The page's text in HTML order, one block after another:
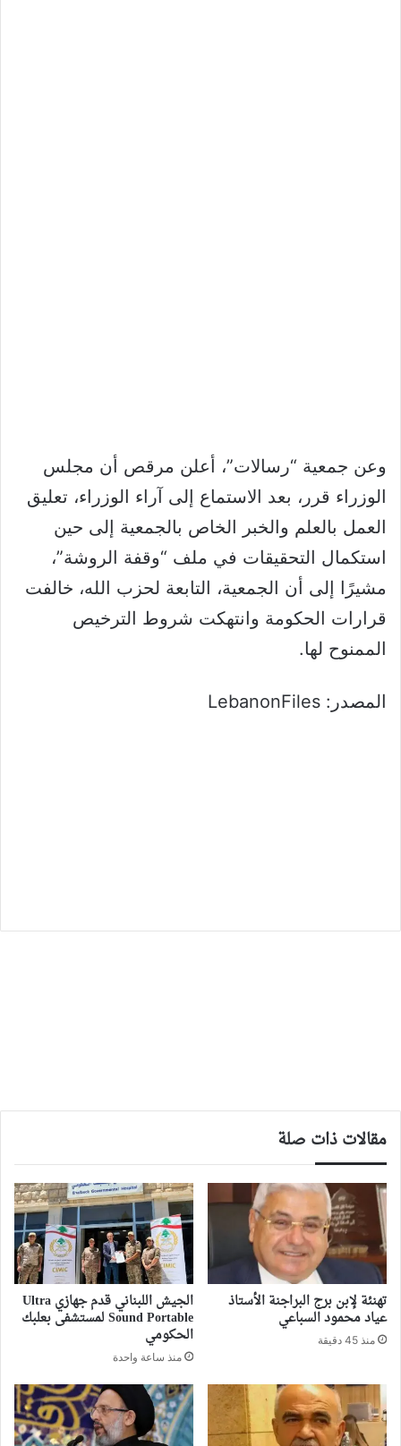
وعن جمعية “رسالات”، أعلن مرقص أن مجلس
الوزراء قرر، بعد الاستماع إلى آراء الوزراء، تعليق
العمل بالعلم والخبر الخاص بالجمعية إلى حين
استكمال التحقيقات في ملف “وقفة الروشة”،
مشيرًا إلى أن الجمعية، التابعة لحزب الله، خالفت
قرارات الحكومة وانتهكت شروط الترخيص
الممنوح لها.
المصدر: LebanonFiles
مقالات ذات صلة
تهنئة لإبن برج البراجنة الأستاذ
عياد محمود السباعي
منذ 45 دقيقة
الجيش اللبناني قدم جهازي Ultra
Sound Portable لمستشفى بعلبك
الحكومي
منذ ساعة واحدة